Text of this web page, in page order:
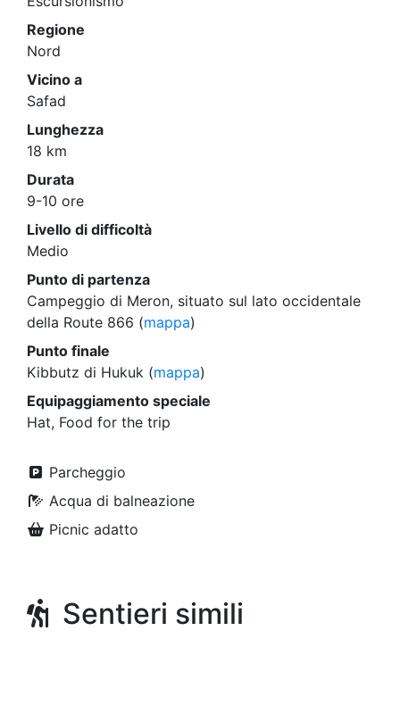
Regione
Nord
Vicino a
Safad
Lunghezza
18 km
Durata
9-10 ore
Livello di difficoltà
Medio
Punto di partenza
Campeggio di Meron, situato sul lato occidentale
della Route 866 (mappa)
Punto finale
Kibbutz di Hukuk (mappa)
Equipaggiamento speciale
Hat, Food for the trip
Parcheggio
Acqua di balneazione
Picnic adatto
Sentieri simili